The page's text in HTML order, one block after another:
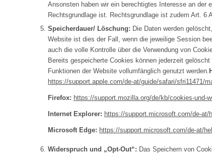
Ansonsten haben wir ein berechtigtes Interesse an
Rechtsgrundlage ist. Rechtsgrundlage ist zudem Art.
Speicherdauer/ Löschung: Die Daten werden
Website ist dies der Fall, wenn die jeweilige Session
auch die volle Kontrolle über die Verwendung von
Bereits gespeicherte Cookies können jederzeit
Funktionen der Website vollumfänglich genutzt werden.
https://support.apple.com/de-at/guide/safari/sfri11471/
Firefox: https://support.mozilla.org/de/kb/cookies-und-
Internet Explorer: https://support.microsoft.com/de-at/
Microsoft Edge: https://support.microsoft.com/de-at/
Widerspruch und „Opt-Out“: Das Speichern von